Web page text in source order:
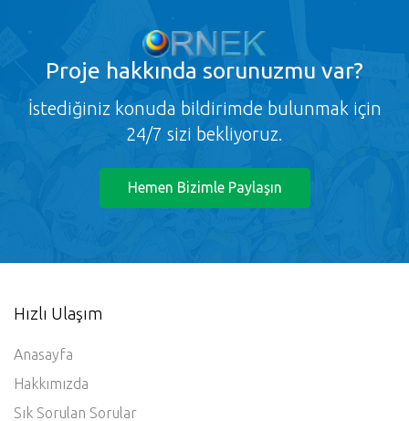
Projehakkında sorunuzmu var?
24/7 sizi bekliyoruz.
Hızlı Ulaşım
Anasayfa